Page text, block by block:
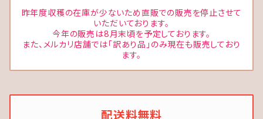
昨年度収穫の在庫が少ないため直販での販売を停止させて
いただいております。
今年の販売は8月末頃を予定しております。
また、メルカリ店舗では「訳あり品」のみ現在も販売しており
ます。
配送料無料